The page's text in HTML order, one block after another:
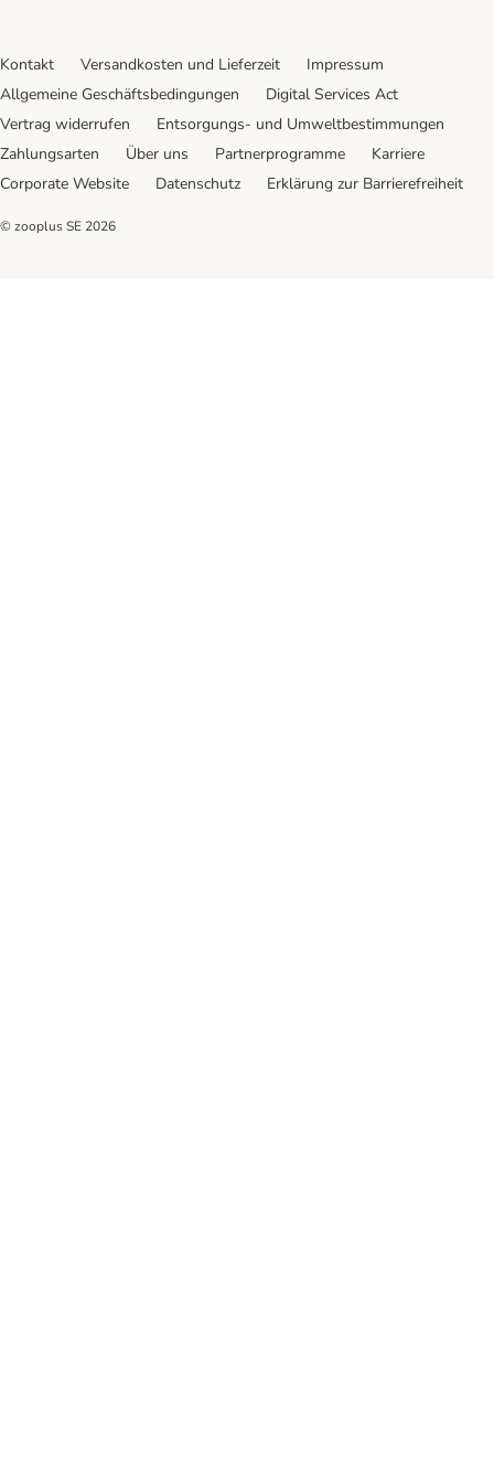
Kontakt Versandkosten und Lieferzeit
Impressum
Allgemeine Geschäftsbedingungen
Digital Services Act
Vertrag widerrufen
Entsorgungs- und Umweltbestimmungen
Zahlungsarten
Über uns Partnerprogramme
Karriere
Corporate Website
Datenschutz Erklärung zur Barrierefreiheit
© zooplus SE 2026